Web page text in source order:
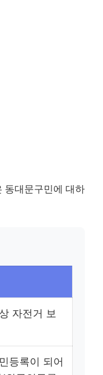
동대문구민에 대하
자전거 보
등록이 되어